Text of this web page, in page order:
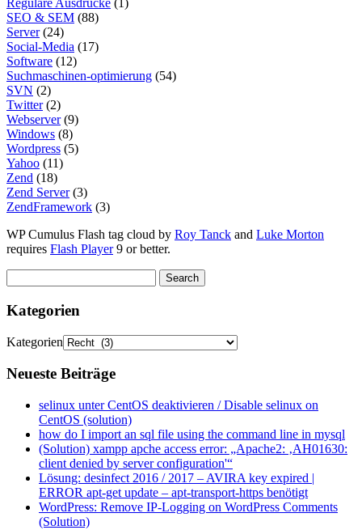
Reguläre Ausdrücke (1)
SEO & SEM (88)
Server(24)
Social-Media (17)
Software (12)
Suchmaschinen-optimierung (54)
SVN (2)
Twitter(2)
Webserver(9)
Windows (8)
Wordpress (5)
Yahoo (11)
Zend (18)
Zend Server(3)
ZendFramework (3)
WP Cumulus Flash tag cloud by Roy Tanck and Luke Morton
requires Flash Player9 or better.
Kategorien
Kategorien
Neueste Beiträge
selinux unter CentOS deaktivieren / Disable selinux on
CentOS (solution)
how do I import an sql file using the command line in mysql
(Solution) xampp apche access error: „Apache2: ‚AH01630:
client denied by server configuration'“
Lösung: desinfect 2016 / 2017 – AVIRA key expired |
ERROR apt-get update – apt-transport-https benötigt
WordPress: Remove IP-Logging on WordPress Comments
(Solution)